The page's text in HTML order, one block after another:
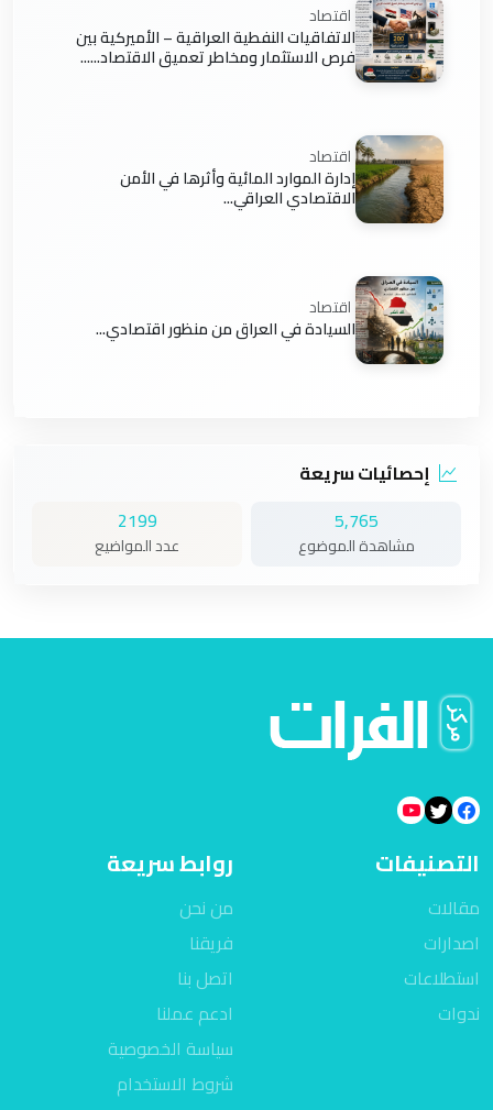
اقتصاد
الاتفاقيات النفطية العراقية – الأميركية بين
فرص الاستثمار ومخاطر تعميق الاقتصاد......
اقتصاد
إدارة الموارد المائية وأثرها في الأمن
الاقتصادي العراقي...
اقتصاد
السيادة في العراق من منظور اقتصادي...
إحصائيات سريعة
5,765
مشاهدة الموضوع
2199
عدد المواضيع
التصنيفات
مقالات
اصدارات
استطلاعات
ندوات
روابط سريعة
من نحن
فريقنا
اتصل بنا
ادعم عملنا
سياسة الخصوصية
شروط الاستخدام